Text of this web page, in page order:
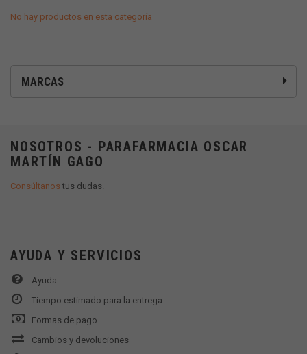
MARCAS
No hay productos en esta categoría
NOSOTROS - PARAFARMACIA OSCAR
MARTÍN GAGO
Consúltanostus dudas.
AYUDA Y SERVICIOS
Ayuda
Tiempo estimado para la entrega
Formas de pago
Cambios y devoluciones